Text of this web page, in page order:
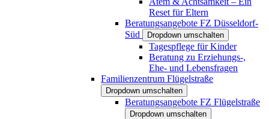
Reset für Eltern
Beratungsangebote FZ Düsseldorf-
Süd
Dropdown umschalten
Tagespflege für Kinder
Beratung zu Erziehungs-,
Ehe- und Lebensfragen
Familienzentrum Flügelstraße
Dropdown umschalten
Beratungsangebote FZ Flügelstraße
Dropdown umschalten